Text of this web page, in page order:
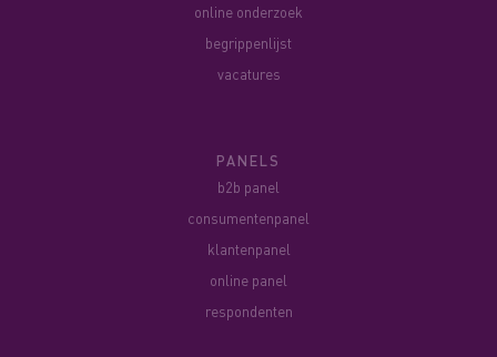
online onderzoek
begrippenlijst
vacatures
PANELS
b2b panel
consumentenpanel
klantenpanel
online panel
respondenten